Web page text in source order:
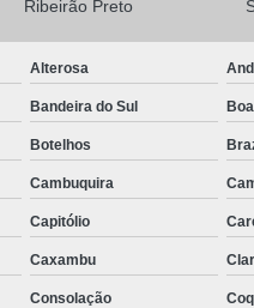
Camisa Social Manga
Camisa Social Manga
Camisa Social Masculina
Camisa a Rigor Social
Social Branca
Camisa Social Jeans
Ribeirão Preto
Alterosa
Bandeira do Sul
Botelhos
Cambuquira
Capitólio
Caxambu
Consolação